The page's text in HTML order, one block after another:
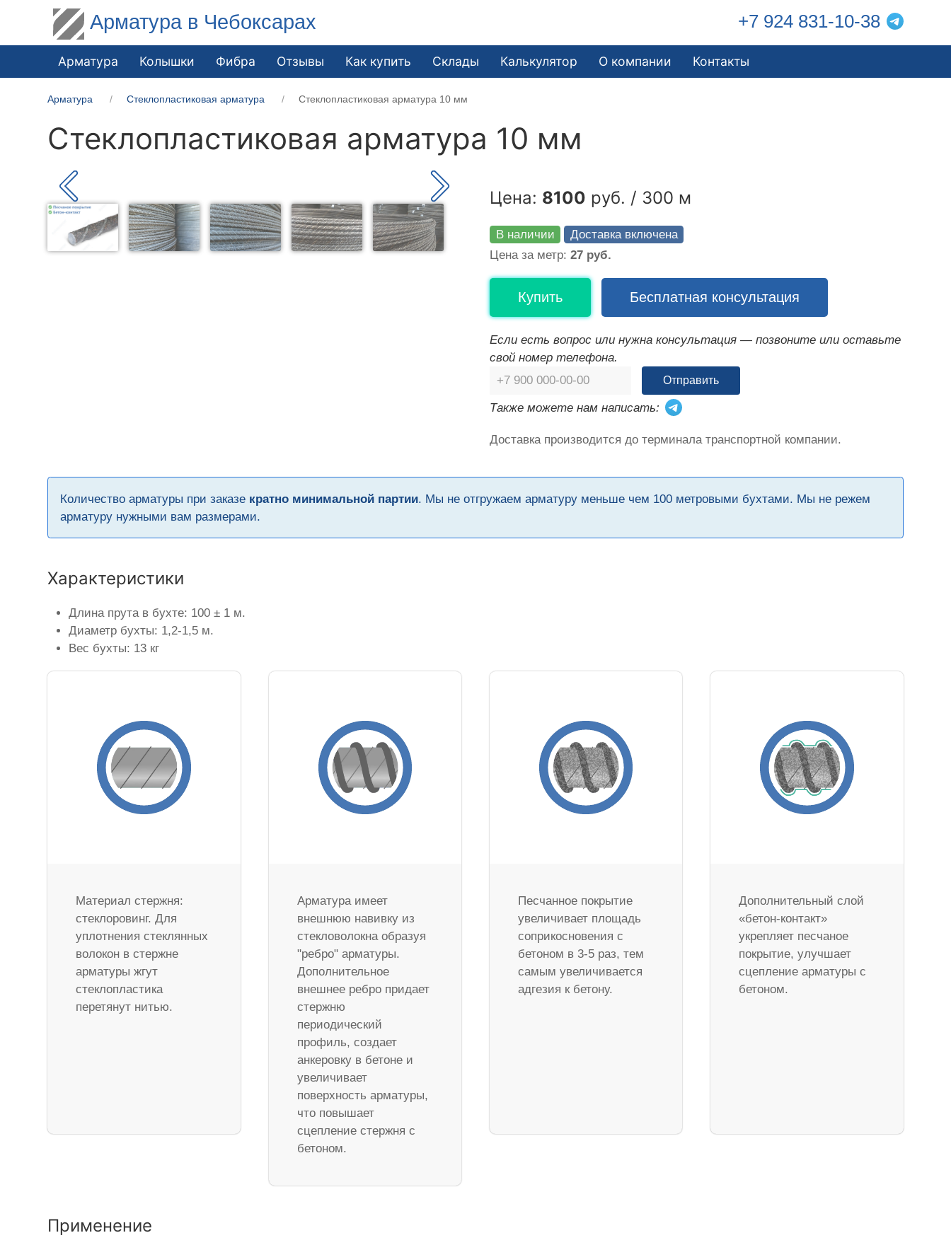
Арматура в Чебоксарах +7 924 831-10-38
Арматура Колышки Фибра Отзывы Как купить Склады Калькулятор О компании Контакты
Арматура Стеклопластиковая арматура Стеклопластиковая арматура 10 мм
Стеклопластиковая арматура 10 мм
Цена: 8100 руб. / 300 м
В наличии
Доставка включена
Цена за метр: 27 руб.
Купить Бесплатная консультация
Если есть вопрос или нужна консультация — позвоните или оставьте
свой номер телефона.
Отправить
Также можете нам написать:
Доставка производится до терминала транспортной компании.
Количество арматуры при заказе кратно минимальной партии. Мы не отгружаем арматуру меньше чем 100 метровыми бухтами. Мы не режем
арматуру нужными вам размерами.
Характеристики
Длина прута в бухте: 100 ± 1 м.
Диаметр бухты: 1,2-1,5 м.
Вес бухты: 13 кг
Материал стержня:
стеклоровинг. Для
уплотнения стеклянных
волокон в стержне
арматуры жгут
стеклопластика
перетянут нитью.
Арматура имеет
внешнюю навивку из
стекловолокна образуя
"ребро" арматуры.
Дополнительное
внешнее ребро придает
стержню
периодический
профиль, создает
анкеровку в бетоне и
увеличивает
поверхность арматуры,
что повышает
сцепление стержня с
бетоном.
Песчанное покрытие
увеличивает площадь
соприкосновения с
бетоном в 3-5 раз, тем
самым увеличивается
адгезия к бетону.
Дополнительный слой
«бетон-контакт»
укрепляет песчаное
покрытие, улучшает
сцепление арматуры с
бетоном.
Применение